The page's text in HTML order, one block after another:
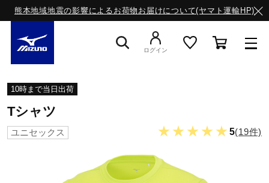
熊本地域地震の影響によるお荷物お届けについて(ヤマト運輸HP)
スニーカー
ライフスタイルウエア
ランニング
ログイン
10時まで当日出荷
Tシャツ
ユニセックス ★★★★★ 5(19件)